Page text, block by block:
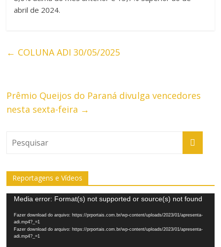
abril de 2024.
← COLUNA ADI 30/05/2025
Prêmio Queijos do Paraná divulga vencedores
nesta sexta-feira →
Reportagens e Vídeos
Tocador
vídeo
Media error: Format(s) not supported or source(s) not found
Fazer download do arquivo: https://prportais.com.br/wp-content/uploads/2023/01/apresenta-
adi.mp4?_=1
Fazer download do arquivo: https://prportais.com.br/wp-content/uploads/2023/01/apresenta-
adi.mp4?_=1